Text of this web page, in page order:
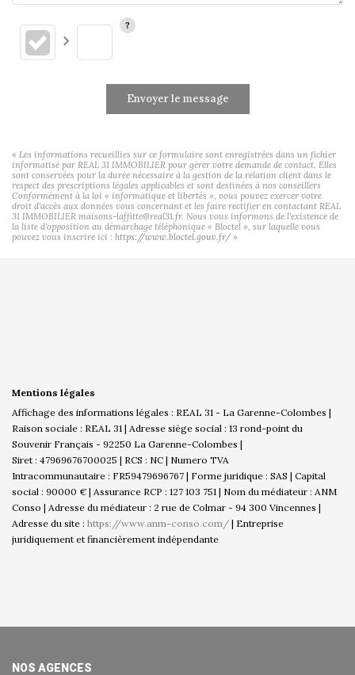
Envoyer le message
« Les informations recueillies sur ce formulaire sont enregistrées dans un fichier
informatisé par REAL 31 IMMOBILIER pour gérer votre demande de contact. Elles
sont conservées pour la durée nécessaire à la gestion de la relation client dans le
respect des prescriptions légales applicables et sont destinées à nos conseillers
Conformément à la loi « informatique et libertés », vous pouvez exercer votre
droit d'accès aux données vous concernant et les faire rectifier en contactant REAL
31 IMMOBILIER maisons-laffitte@real31.fr. Nous vous informons de l'existence de
la liste d'opposition au démarchage téléphonique « Bloctel », sur laquelle vous
pouvez vous inscrire ici : https://www.bloctel.gouv.fr/ »
Mentions légales
Affichage des informations légales : REAL 31 - La Garenne-Colombes |
Raison sociale : REAL 31 | Adresse siège social : 13 rond-point du
Souvenir Français - 92250 La Garenne-Colombes |
Siret : 47969676700025 | RCS : NC | Numero TVA
Intracommunautaire : FR59479696767 | Forme juridique : SAS | Capital
social : 90000 € | Assurance RCP : 127 103 751 | Nom du médiateur : ANM
Conso | Adresse du médiateur : 2 rue de Colmar - 94 300 Vincennes |
Adresse du site : https://www.anm-conso.com/ | Entreprise
juridiquement et financièrement indépendante
NOS AGENCES